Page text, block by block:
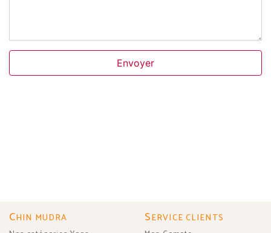
Envoyer
CHIN MUDRA SERVICE CLIENTS